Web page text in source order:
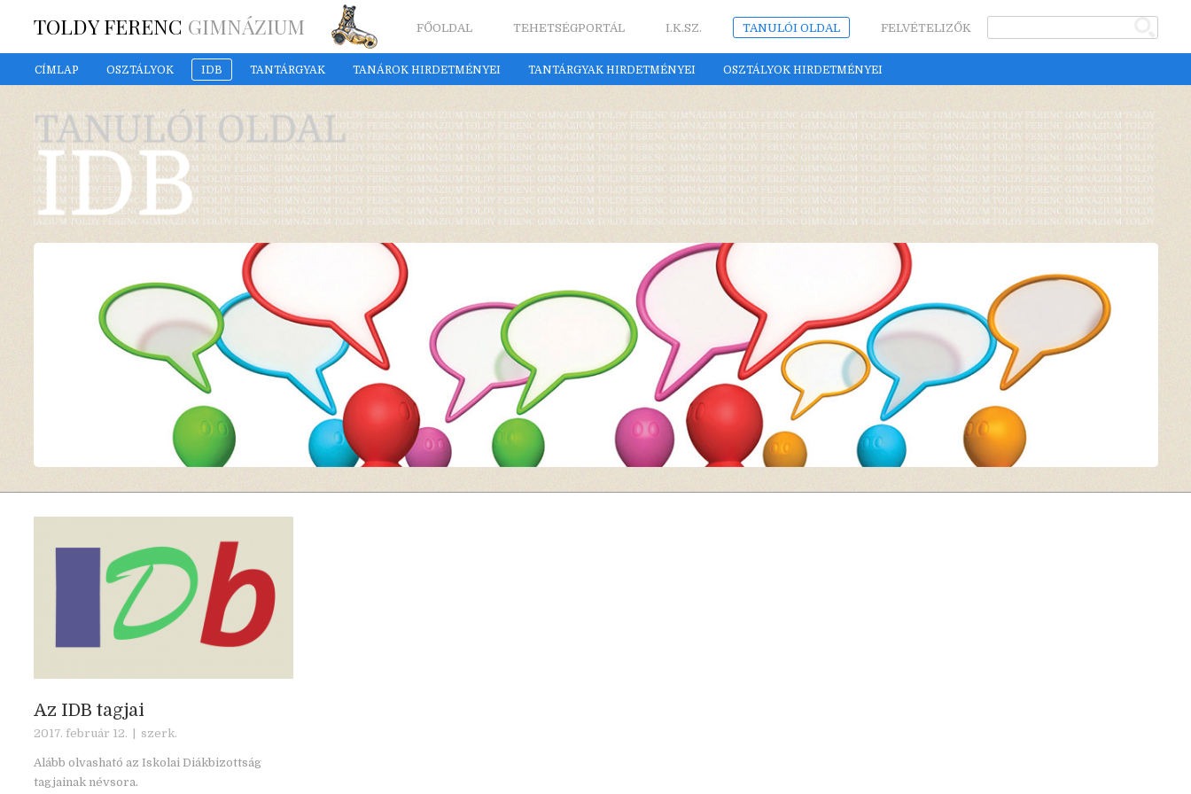
TOLDY FERENC GIMNÁZIUM FŐOLDAL TEHETSÉGPORTÁL I.K.SZ. TANULÓI OLDAL FELVÉTELIZŐK
CÍMLAP OSZTÁLYOK IDB TANTÁRGYAK TANÁROK HIRDETMÉNYEI TANTÁRGYAK HIRDETMÉNYEI OSZTÁLYOK HIRDETMÉNYEI
Az IDB tagjai
2017. február 12. | szerk.
Alább olvasható az Iskolai Diákbizottság
tagjainak névsora.